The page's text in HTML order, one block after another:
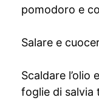
pomodoro e
Salare e
Scaldare l’olio
foglie di salvia